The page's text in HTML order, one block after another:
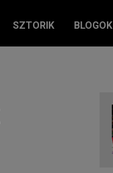
SZTORIK BLOGOK